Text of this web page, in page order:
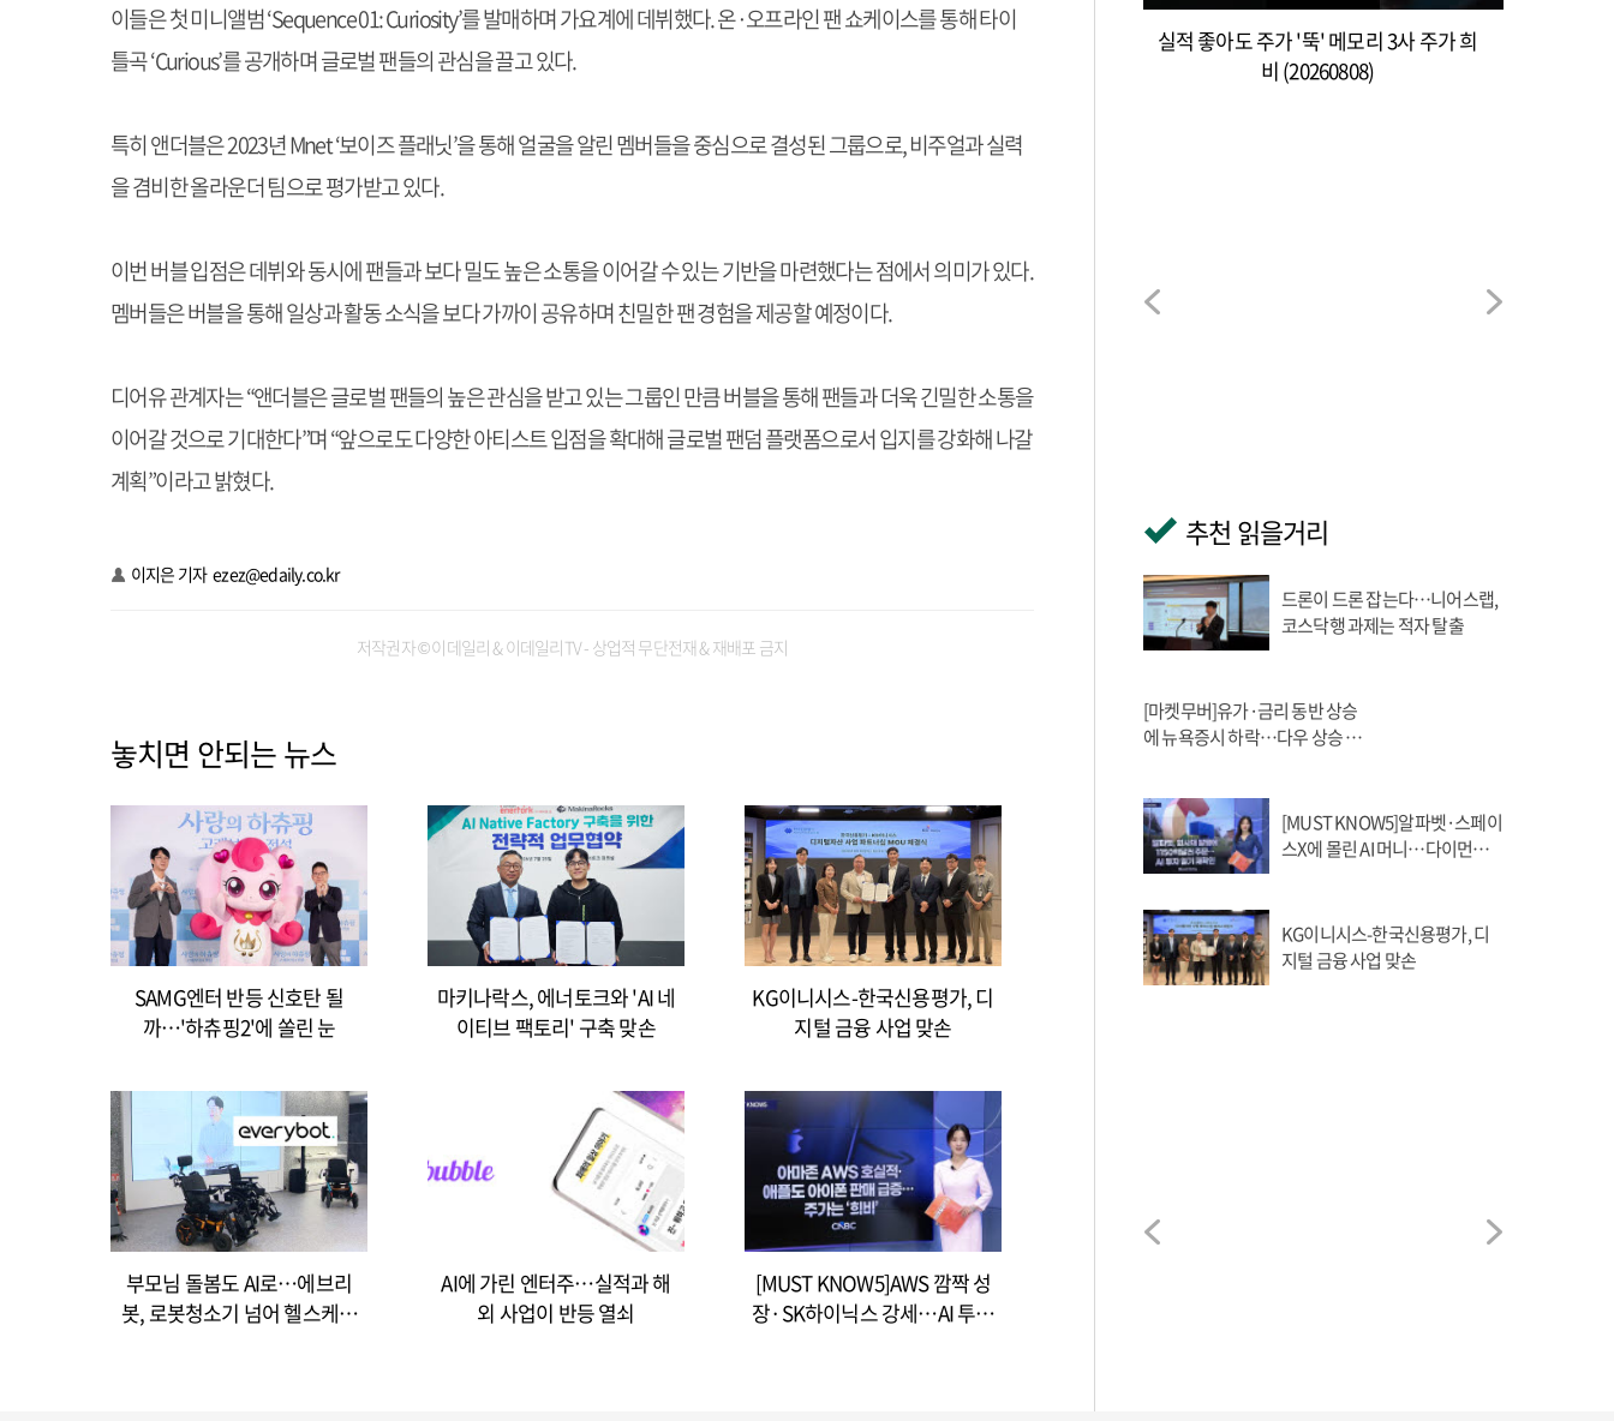
이들은 첫 미니앨범 ‘Sequence 01: Curiosity’를 발매하며 가요계에 데뷔했다. 온·오프라인 팬 쇼케이스를 통해 타이
틀곡 ‘Curious’를 공개하며 글로벌 팬들의 관심을 끌고 있다.
특히 앤더블은 2023년 Mnet ‘보이즈 플래닛’을 통해 얼굴을 알린 멤버들을 중심으로 결성된 그룹으로, 비주얼과 실력
을 겸비한 올라운더 팀으로 평가받고 있다.
이번 버블 입점은 데뷔와 동시에 팬들과 보다 밀도 높은 소통을 이어갈 수 있는 기반을 마련했다는 점에서 의미가 있다.
멤버들은 버블을 통해 일상과 활동 소식을 보다 가까이 공유하며 친밀한 팬 경험을 제공할 예정이다.
디어유 관계자는 “앤더블은 글로벌 팬들의 높은 관심을 받고 있는 그룹인 만큼 버블을 통해 팬들과 더욱 긴밀한 소통을
이어갈 것으로 기대한다”며 “앞으로도 다양한 아티스트 입점을 확대해 글로벌 팬덤 플랫폼으로서 입지를 강화해 나갈
계획”이라고 밝혔다.
이지은 기자 ezez@edaily.co.kr
저작권자 © 이데일리 & 이데일리TV - 상업적 무단전재 & 재배포 금지
놓치면 안되는 뉴스
SAMG엔터 반등 신호탄 될
까…'하츄핑2'에 쏠린 눈
마키나락스, 에너토크와 'AI 네
이티브 팩토리' 구축 맞손
KG이니시스-한국신용평가, 디
지털 금융 사업 맞손
부모님 돌봄도 AI로…에브리
봇, 로봇청소기 넘어 헬스케어
AI에 가린 엔터주…실적과 해
외 사업이 반등 열쇠
[MUST KNOW5]AWS 깜짝 성
장·SK하이닉스 강세…AI 투자
실적 좋아도 주가 '뚝' 메모리 3사 주가 희
비 (20260808)
추천 읽을거리
드론이 드론 잡는다…니어스랩,
코스닥행 과제는 적자 탈출
[마켓무버]유가·금리 동반 상승
에 뉴욕증시 하락…다우 상승 랠
[MUST KNOW5]알파벳·스페이
스X에 몰린 AI 머니…다이먼은
KG이니시스-한국신용평가, 디
지털 금융 사업 맞손